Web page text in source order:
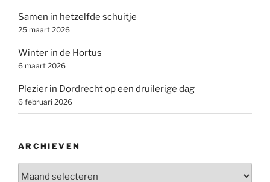
Samen in hetzelfde schuitje
25 maart 2026
Winter in de Hortus
6 maart 2026
Plezier in Dordrecht op een druilerige dag
6 februari 2026
ARCHIEVEN